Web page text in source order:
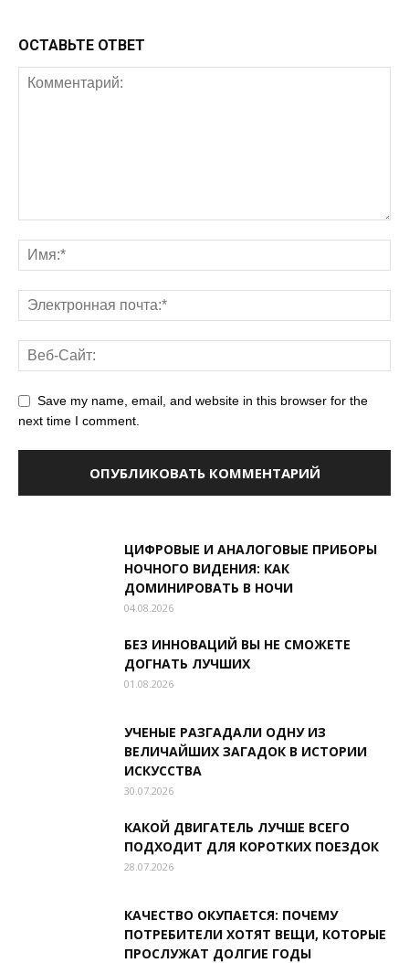
ОСТАВЬТЕ ОТВЕТ
Save my name, email, and website in this browser for the
next time I comment.
ЦИФРОВЫЕ И АНАЛОГОВЫЕ ПРИБОРЫ
НОЧНОГО ВИДЕНИЯ: КАК
ДОМИНИРОВАТЬ В НОЧИ
04.08.2026
БЕЗ ИННОВАЦИЙ ВЫ НЕ СМОЖЕТЕ
ДОГНАТЬ ЛУЧШИХ
01.08.2026
УЧЕНЫЕ РАЗГАДАЛИ ОДНУ ИЗ
ВЕЛИЧАЙШИХ ЗАГАДОК В ИСТОРИИ
ИСКУССТВА
30.07.2026
КАКОЙ ДВИГАТЕЛЬ ЛУЧШЕ ВСЕГО
ПОДХОДИТ ДЛЯ КОРОТКИХ ПОЕЗДОК
28.07.2026
КАЧЕСТВО ОКУПАЕТСЯ: ПОЧЕМУ
ПОТРЕБИТЕЛИ ХОТЯТ ВЕЩИ, КОТОРЫЕ
ПРОСЛУЖАТ ДОЛГИЕ ГОДЫ